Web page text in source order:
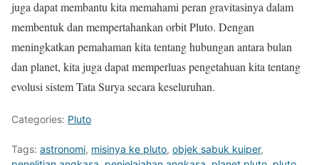
juga dapat membantu kita memahami peran gravitasinya dalam
membentuk dan mempertahankan orbit Pluto. Dengan
meningkatkan pemahaman kita tentang hubungan antara bulan
dan planet, kita juga dapat memperluas pengetahuan kita tentang
evolusi sistem Tata Surya secara keseluruhan.
Categories: Pluto
Tags: astronomi, misinya ke pluto, objek sabuk kuiper,